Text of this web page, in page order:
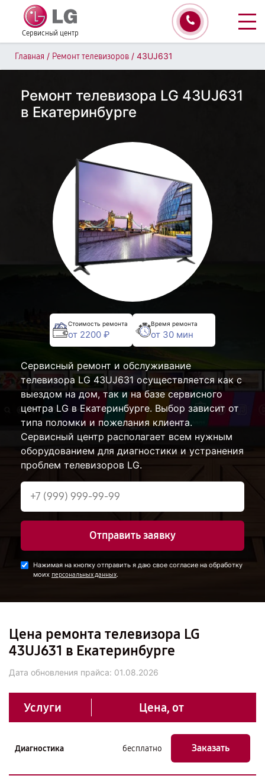
Сервисный центр
Главная / Ремонт телевизоров / 43UJ631
Ремонт телевизора LG 43UJ631
в Екатеринбурге
Стоимость ремонта
от 2200 ₽
Время ремонта
от 30 мин
Сервисный ремонт и обслуживание
телевизора LG 43UJ631 осуществляется как с
выездом на дом, так и на базе сервисного
центра LG в Екатеринбурге. Выбор зависит от
типа поломки и пожелания клиента.
Сервисный центр располагает всем нужным
оборудованием для диагностики и устранения
проблем телевизоров LG.
Отправить заявку
Нажимая на кнопку отправить я даю свое согласие на обработку
моих персональных данных.
Цена ремонта телевизора LG
43UJ631 в Екатеринбурге
Дата обновления прайса: 01.08.2026
Услуги Цена, от
Диагностика бесплатно Заказать